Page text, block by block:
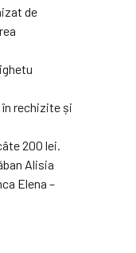
de
rechizite și
200 lei.
Alisia
Elena –